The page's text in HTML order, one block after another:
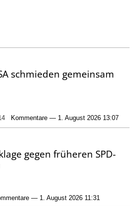
schmieden gemeinsam
Kommentare — 1. August 2026 13:07
gegen früheren SPD-
— 1. August 2026 11:31